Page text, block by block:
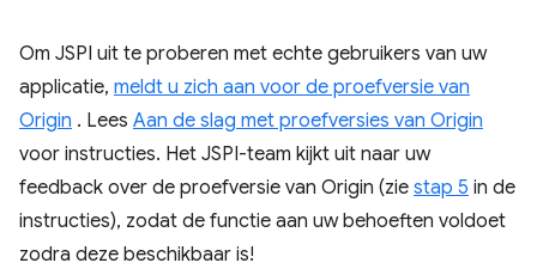
Om JSPI uit te proberen met echte gebruikers van uw
applicatie, meldt u zich aan voor de proefversie van
Origin . Lees Aan de slag met proefversies van Origin
voor instructies. Het JSPI-team kijkt uit naar uw
feedback over de proefversie van Origin (zie stap 5 in de
instructies), zodat de functie aan uw behoeften voldoet
zodra deze beschikbaar is!